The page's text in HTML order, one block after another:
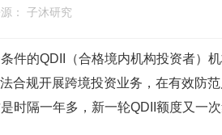
： 子沐研究
的QDII（合格境内机构投资者）机
合规开展跨境投资业务，在有效防
时隔一年多，新一轮QDII额度又一次